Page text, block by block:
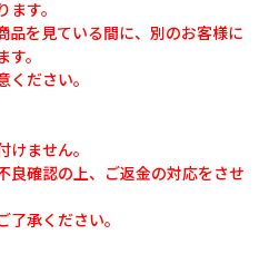
す。
品を見ている間に、別のお客様に
。
ださい。
ません。
良確認の上、ご返金の対応をさせ
承ください。